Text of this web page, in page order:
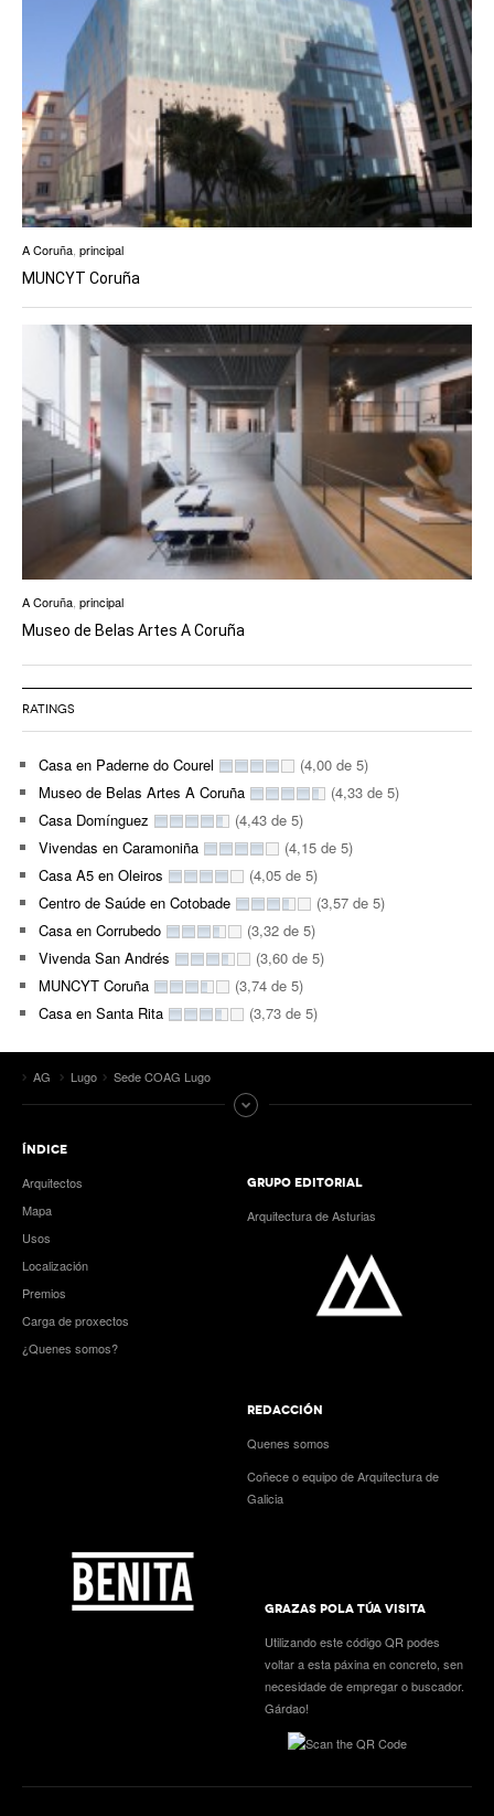
A Coruña principal
MUNCYT Coruña
A Coruña principal
Museo de Belas Artes A Coruña
RATINGS
Casa en Paderne do Courel
(4,00 de 5)
Museo de Belas Artes A Coruña
(4,33 de 5)
Casa Domínguez
(4,43 de 5)
Vivendas en Caramoniña
(4,15 de 5)
Casa A5 en Oleiros
(4,05 de 5)
Centro de Saúde en Cotobade
(3,57 de 5)
Casa en Corrubedo
(3,32 de 5)
Vivenda San Andrés
(3,60 de 5)
MUNCYT Coruña
(3,74 de 5)
Casa en Santa Rita
(3,73 de 5)
AG Lugo Sede COAG Lugo
ÍNDICE
Arquitectos
Mapa
Usos
Localización
Premios
Carga de proxectos
¿Quenes somos?
GRUPO EDITORIAL
Arquitectura de Asturias
REDACCIÓN
Quenes somos
Coñece o equipo de Arquitectura de
Galicia
GRAZAS POLA TÚA VISITA
Utilizando este código QR podes
voltar a esta páxina en concreto, sen
necesidade de empregar o buscador.
Gárdao!